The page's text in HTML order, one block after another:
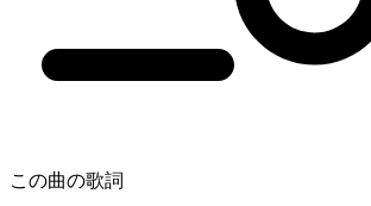
この曲の歌詞